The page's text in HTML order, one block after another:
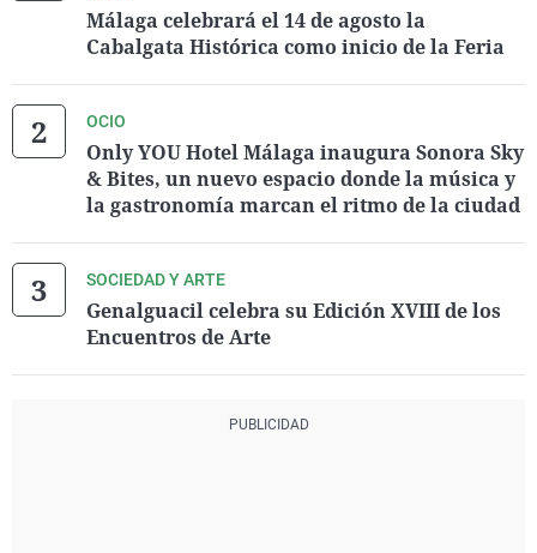
Málaga celebrará el 14 de agosto la
Cabalgata Histórica como inicio de la Feria
OCIO
Only YOU Hotel Málaga inaugura Sonora Sky
& Bites, un nuevo espacio donde la música y
la gastronomía marcan el ritmo de la ciudad
SOCIEDAD Y ARTE
Genalguacil celebra su Edición XVIII de los
Encuentros de Arte